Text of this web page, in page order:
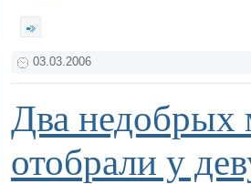
03.03.2006
Два недобрых
отобрали у